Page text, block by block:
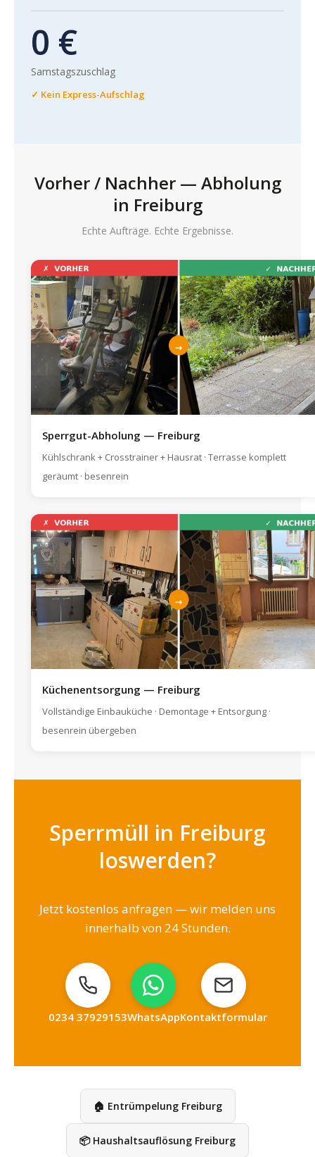
0 €
Samstagszuschlag
✓ Kein Express-Aufschlag
Vorher / Nachher — Abholung
in Freiburg
Echte Aufträge. Echte Ergebnisse.
Sperrgut-Abholung — Freiburg
Kühlschrank + Crosstrainer + Hausrat · Terrasse komplett
geräumt · besenrein
Küchenentsorgung — Freiburg
Vollständige Einbauküche · Demontage + Entsorgung ·
besenrein übergeben
Sperrmüll in Freiburg
loswerden?
Jetzt kostenlos anfragen — wir melden uns
innerhalb von 24 Stunden.
0234 37929153WhatsAppKontaktformular
🏠 Entrümpelung Freiburg
📦 Haushaltsauflösung Freiburg